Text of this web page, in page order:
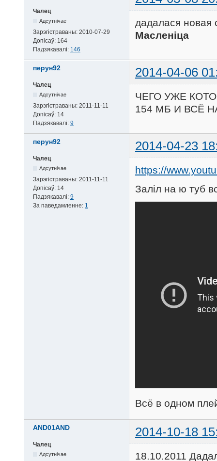
Чалец
Адсутнічае
Зарэгістраваны: 2010-07-29
Допісаў: 164
Падзякавалі: 146
дадалася
Масленіца
перун92 2014-04-06
Чалец
Адсутнічае
Зарэгістраваны: 2011-11-11
Допісаў: 14
Падзякавалі: 9
ЧЕГО УЖЕ
154 МБ И ВСЁ
перун92 2014-04-23
Чалец
Адсутнічае
Зарэгістраваны: 2011-11-11
Допісаў: 14
Падзякавалі: 9
За паведамленне: 1
https://
Заліл на ю туб
Всё в одном
AND01AND 2014-10-18
Чалец
Адсутнічае
18.10.2011